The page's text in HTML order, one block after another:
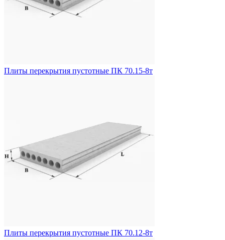
Плиты перекрытия пустотные ПК 70.15-8т
Плиты перекрытия пустотные ПК 70.12-8т